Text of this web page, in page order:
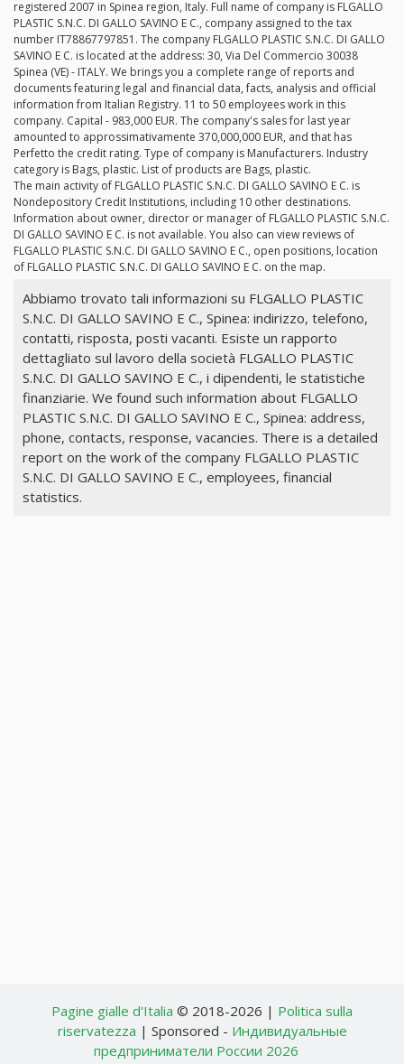
registered 2007 in Spinea region, Italy. Full name of company is FLGALLO
PLASTIC S.N.C. DI GALLO SAVINO E C., company assigned to the tax
number IT78867797851. The company FLGALLO PLASTIC S.N.C. DI GALLO
SAVINO E C. is located at the address: 30, Via Del Commercio 30038
Spinea (VE) - ITALY. We brings you a complete range of reports and
documents featuring legal and financial data, facts, analysis and official
information from Italian Registry. 11 to 50 employees work in this
company. Capital - 983,000 EUR. The company's sales for last year
amounted to approssimativamente 370,000,000 EUR, and that has
Perfetto the credit rating. Type of company is Manufacturers. Industry
category is Bags, plastic. List of products are Bags, plastic.
The main activity of FLGALLO PLASTIC S.N.C. DI GALLO SAVINO E C. is
Nondepository Credit Institutions, including 10 other destinations.
Information about owner, director or manager of FLGALLO PLASTIC S.N.C.
DI GALLO SAVINO E C. is not available. You also can view reviews of
FLGALLO PLASTIC S.N.C. DI GALLO SAVINO E C., open positions, location
of FLGALLO PLASTIC S.N.C. DI GALLO SAVINO E C. on the map.
Abbiamo trovato tali informazioni su FLGALLO PLASTIC
S.N.C. DI GALLO SAVINO E C., Spinea: indirizzo, telefono,
contatti, risposta, posti vacanti. Esiste un rapporto
dettagliato sul lavoro della società FLGALLO PLASTIC
S.N.C. DI GALLO SAVINO E C., i dipendenti, le statistiche
finanziarie. We found such information about FLGALLO
PLASTIC S.N.C. DI GALLO SAVINO E C., Spinea: address,
phone, contacts, response, vacancies. There is a detailed
report on the work of the company FLGALLO PLASTIC
S.N.C. DI GALLO SAVINO E C., employees, financial
statistics.
Pagine gialle d'Italia © 2018-2026 | Politica sulla
riservatezza | Sponsored - Индивидуальные
предприниматели России 2026